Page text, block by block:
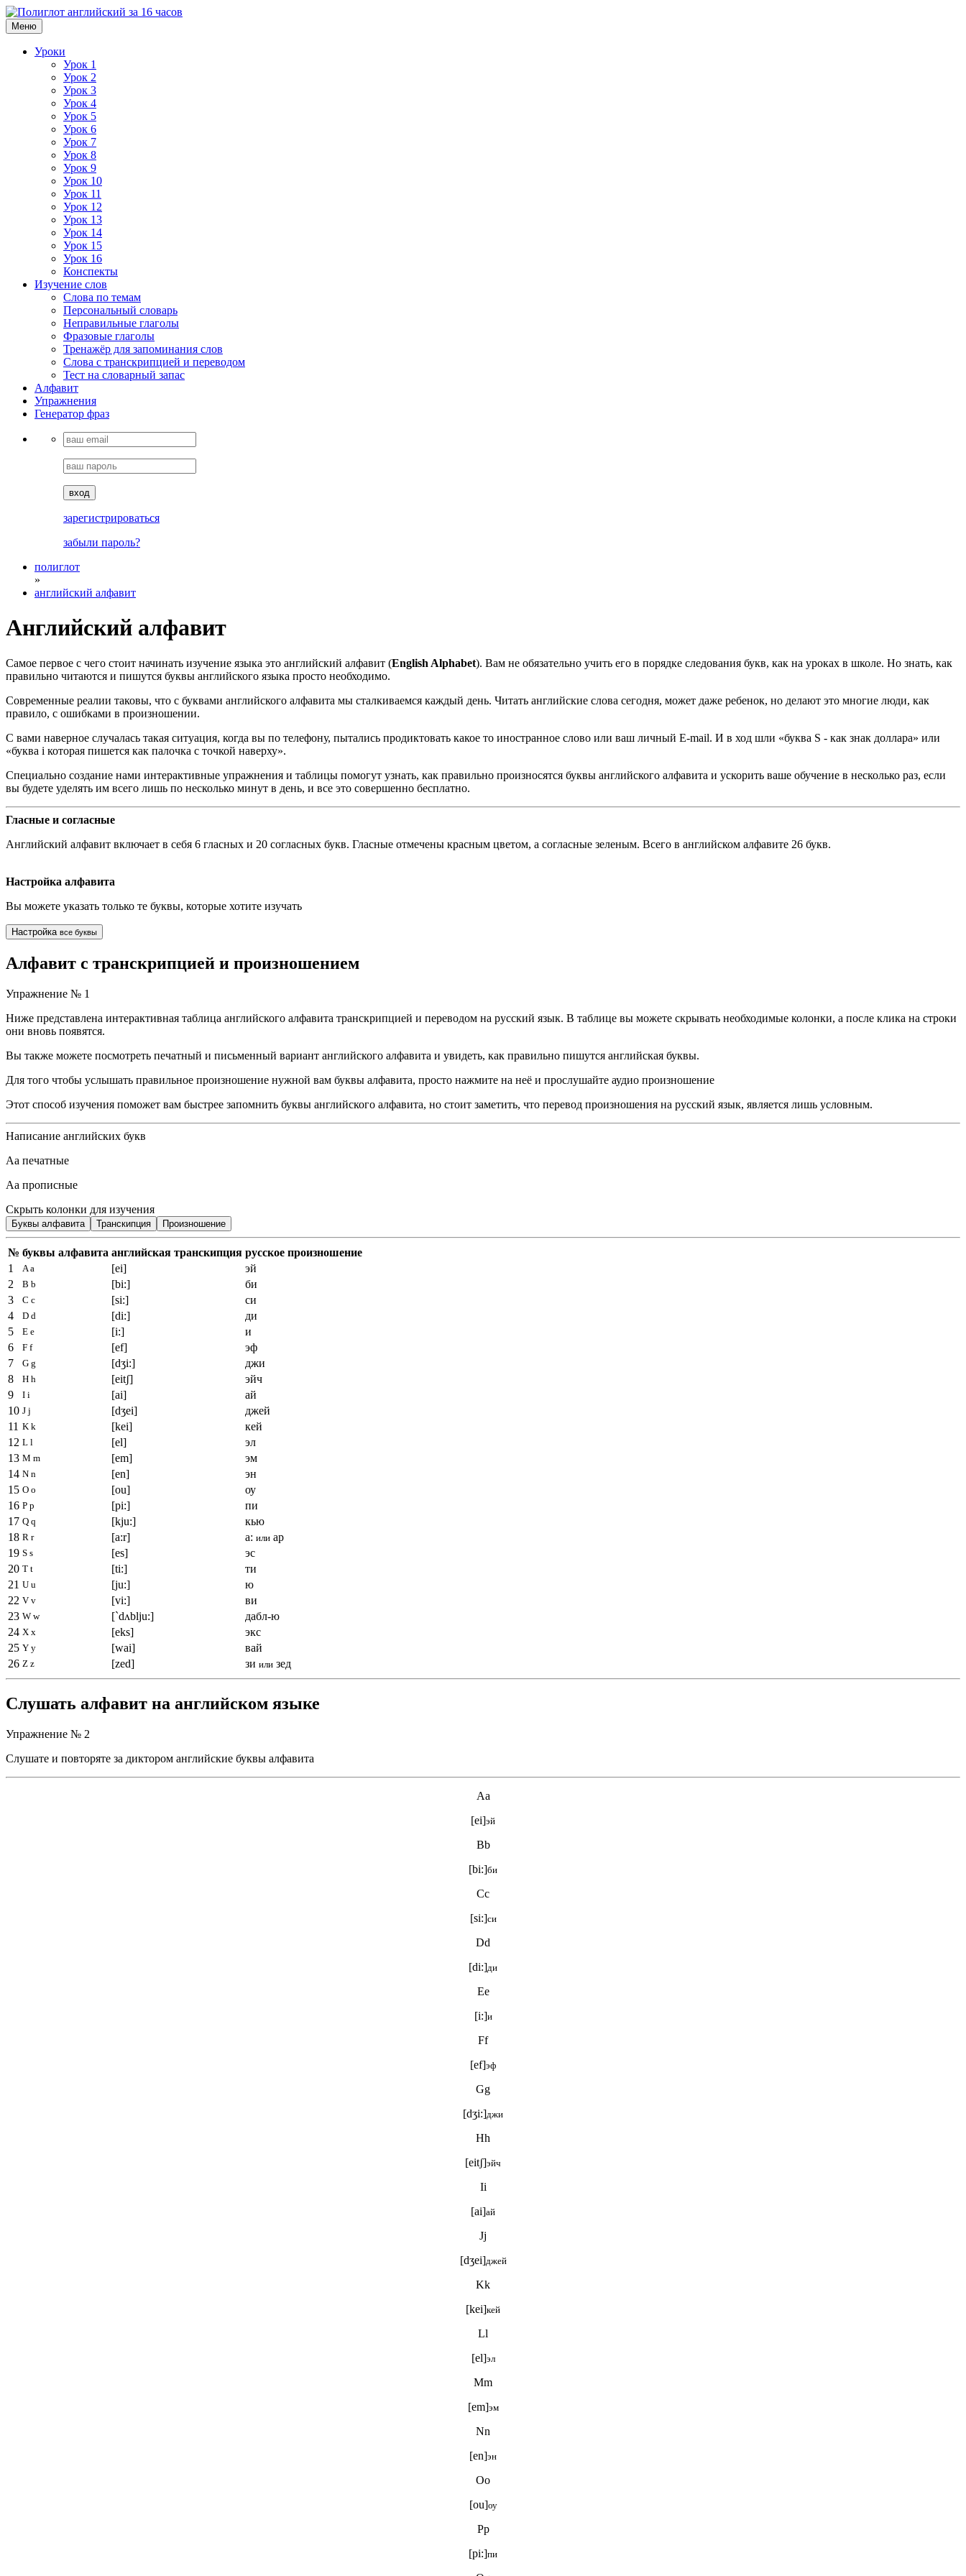
Меню
Уроки
Урок 1
Урок 2
Урок 3
Урок 4
Урок 5
Урок 6
Урок 7
Урок 8
Урок 9
Урок 10
Урок 11
Урок 12
Урок 13
Урок 14
Урок 15
Урок 16
Конспекты
Изучение слов
Слова по темам
Персональный словарь
Неправильные глаголы
Фразовые глаголы
Тренажёр для запоминания слов
Cлова с транскрипцией и переводом
Тест на словарный запас
Алфавит
Упражнения
Генератор фраз
вход
зарегистрироваться
забыли пароль?
полиглот
»
английский алфавит
Английский алфавит
Самое первое с чего стоит начинать изучение языка это английский алфавит (English Alphabet). Вам не обязательно учить его в порядке следования букв, как на уроках в школе. Но знать, как
правильно читаются и пишутся буквы английского языка просто необходимо.
Современные реалии таковы, что с буквами английского алфавита мы сталкиваемся каждый день. Читать английские слова сегодня, может даже ребенок, но делают это многие люди, как
правило, с ошибками в произношении.
С вами наверное случалась такая ситуация, когда вы по телефону, пытались продиктовать какое то иностранное слово или ваш личный E-mail. И в ход шли «буква S - как знак доллара» или
«буква i которая пишется как палочка с точкой наверху».
Специально создание нами интерактивные упражнения и таблицы помогут узнать, как правильно произносятся буквы английского алфавита и ускорить ваше обучение в несколько раз, если
вы будете уделять им всего лишь по несколько минут в день, и все это совершенно бесплатно.
Гласные и согласные
Английский алфавит включает в себя 6 гласных и 20 согласных букв. Гласные отмечены красным цветом, а согласные зеленым. Всего в английском алфавите 26 букв.
Настройка алфавита
Вы можете указать только те буквы, которые хотите изучать
Настройка все буквы
Алфавит с транскрипцией и произношением
Упражнение № 1
Ниже представлена интерактивная таблица английского алфавита транскрипцией и переводом на русский язык. В таблице вы можете скрывать необходимые колонки, а после клика на строки
они вновь появятся.
Вы также можете посмотреть печатный и письменный вариант английского алфавита и увидеть, как правильно пишутся английская буквы.
Для того чтобы услышать правильное произношение нужной вам буквы алфавита, просто нажмите на неё и прослушайте аудио произношение
Этот способ изучения поможет вам быстрее запомнить буквы английского алфавита, но стоит заметить, что перевод произношения на русский язык, является лишь условным.
Написание английских букв
Aa печатные
Aa прописные
Скрыть колонки для изучения
Буквы алфавита Транскипция Произношение
№ буквы алфавита английская транскипция русское произношение
1
A a [ei]
эй
2
B b [bi:]
би
3
C c [si:]
си
4
D d [di:]
ди
5
E e [i:]
и
6
F f [ef]
эф
7
G g [dʒi:]
джи
8
H h [eitʃ]
эйч
9
I i [ai]
ай
10 J j [dʒei]
джей
11 K k [kei]
кей
12 L l [el]
эл
13 M m [em]
эм
14 N n [en]
эн
15 O o [ou]
оу
16 P p [pi:]
пи
17 Q q [kju:]
кью
18 R r [a:r] а: или ар
19 S s [es]
эс
20 T t [ti:]
ти
21 U u [ju:]
ю
22 V v [vi:]
ви
23 W w [`dʌblju:]
дабл-ю
24 X x [eks]
экс
25 Y y [wai]
вай
26 Z z [zed] зи или зед
Cлушать алфавит на английском языке
Упражнение № 2
Слушате и повторяте за диктором английские буквы алфавита
Aa
[ei]эй
Bb
[bi:]би
Cc
[si:]си
Dd
[di:]ди
Ee
[i:]и
Ff
[ef]эф
Gg
[dʒi:]джи
Hh
[eitʃ]эйч
Ii
[ai]ай
Jj
[dʒei]джей
Kk
[kei]кей
Ll
[el]эл
Mm
[em]эм
Nn
[en]эн
Oo
[ou]оу
Pp
[pi:]пи